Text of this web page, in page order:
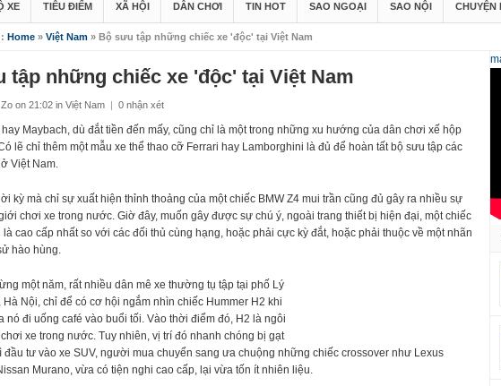
XE TIÊU ĐIỂM XÃ HỘI DÂN CHƠI TIN HOT SAO NGOẠI SAO NỘI CHUYỆN
Home» Việt Nam» Bộ sưu tập những chiếc xe 'độc' tại Việt Nam
tập những chiếc xe 'độc' tại Việt Nam
on 21:02 in Việt Nam | 0 nhận xét
Maybach, dù đắt tiền đến mấy, cũng chỉ là một trong những xu hướng của dân chơi xế hộp
lẽ chỉ thêm một mẫu xe thể thao cỡ Ferrari hay Lamborghini là đủ để hoàn tất bộ sưu tập các
Việt Nam.
kỳ mà chỉ sự xuất hiện thỉnh thoảng của một chiếc BMW Z4 mui trần cũng đủ gây ra nhiều sự
chơi xe trong nước. Giờ đây, muốn gây được sự chú ý, ngoài trang thiết bị hiện đại, một chiếc
cao cấp nhất so với các đối thủ cùng hạng, hoặc phải cực kỳ đắt, hoặc phải thuộc về một nhãn
hào hùng.
một năm, rất nhiều dân mê xe thường tụ tập tại phố Lý
Hà Nội, chỉ để có cơ hội ngắm nhìn chiếc Hummer H2 khi
nó đi uống café vào buổi tối. Vào thời điểm đó, H2 là ngôi
xe trong nước. Tuy nhiên, vị trí đó nhanh chóng bị gạt
đầu tư vào xe SUV, người mua chuyển sang ưa chuộng những chiếc crossover như Lexus
Murano, vừa có tiện nghi cao cấp, lại vừa tốn ít nhiên liệu.